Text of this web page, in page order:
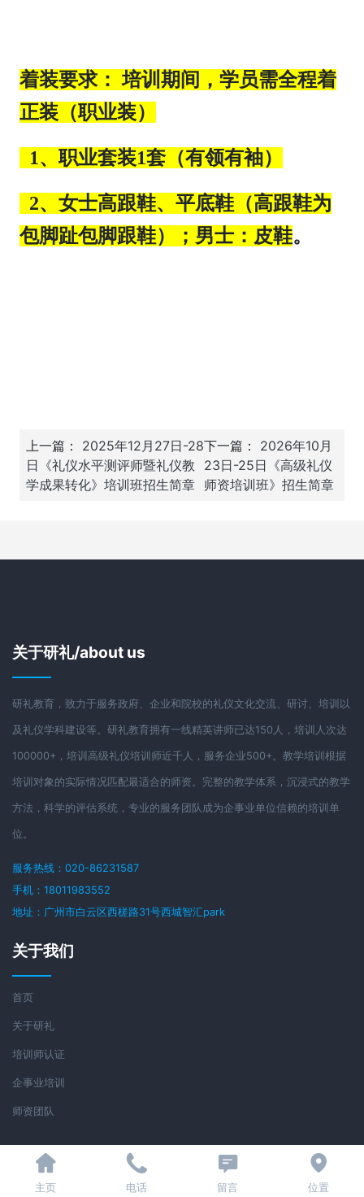
着装要求： 培训期间，学员需全程着
正装（职业装）
1、职业套装1套（有领有袖）
2、女士高跟鞋、平底鞋（高跟鞋为
包脚趾包脚跟鞋）；男士：皮鞋。
上一篇： 2025年12月27日-28
日《礼仪水平测评师暨礼仪教
学成果转化》培训班招生简章
下一篇： 2026年10月
23日-25日《高级礼仪
师资培训班》招生简章
关于研礼/about us
研礼教育，致力于服务政府、企业和院校的礼仪文化交流、研讨、培训以
及礼仪学科建设等。研礼教育拥有一线精英讲师已达150人，培训人次达
100000+，培训高级礼仪培训师近千人，服务企业500+。教学培训根据
培训对象的实际情况匹配最适合的师资。完整的教学体系，沉浸式的教学
方法，科学的评估系统，专业的服务团队成为企事业单位信赖的培训单
位。
服务热线：020-86231587
手机：18011983552
地址：广州市白云区西槎路31号西城智汇park
关于我们
首页
关于研礼
培训师认证
企事业培训
师资团队
关注我们
主页 电话 留言 位置